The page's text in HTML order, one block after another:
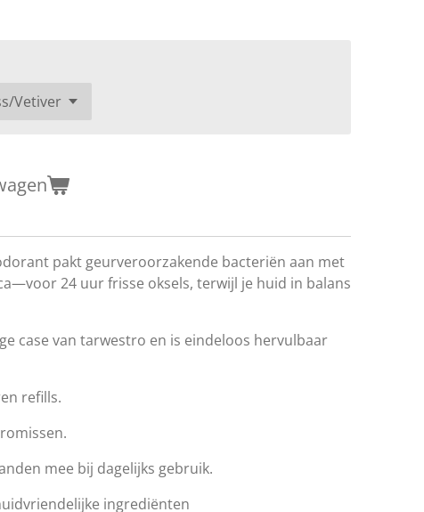
pakt geurveroorzakende bacteriën aan met
24 uur frisse oksels, terwijl je huid in balans
case van tarwestro en is eindeloos hervulbaar
refills.
mee bij dagelijks gebruik.
ingrediënten